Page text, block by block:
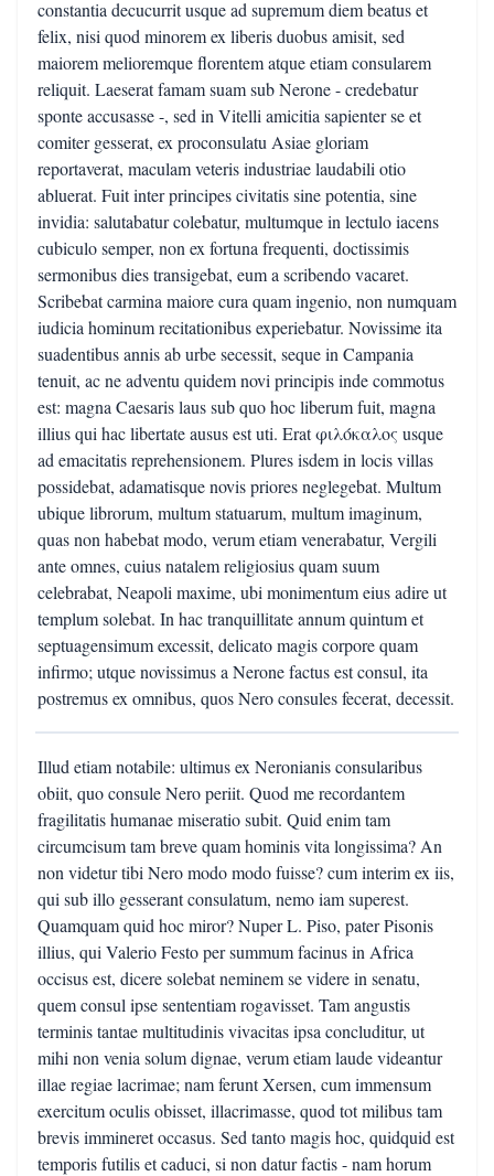
constantia decucurrit usque ad supremum diem beatus et
felix, nisi quod minorem ex liberis duobus amisit, sed
maiorem melioremque florentem atque etiam consularem
reliquit. Laeserat famam suam sub Nerone - credebatur
sponte accusasse -, sed in Vitelli amicitia sapienter se et
comiter gesserat, ex proconsulatu Asiae gloriam
reportaverat, maculam veteris industriae laudabili otio
abluerat. Fuit inter principes civitatis sine potentia, sine
invidia: salutabatur colebatur, multumque in lectulo iacens
cubiculo semper, non ex fortuna frequenti, doctissimis
sermonibus dies transigebat, eum a scribendo vacaret.
Scribebat carmina maiore cura quam ingenio, non numquam
iudicia hominum recitationibus experiebatur. Novissime ita
suadentibus annis ab urbe secessit, seque in Campania
tenuit, ac ne adventu quidem novi principis inde commotus
est: magna Caesaris laus sub quo hoc liberum fuit, magna
illius qui hac libertate ausus est uti. Erat φιλόκαλος usque
ad emacitatis reprehensionem. Plures isdem in locis villas
possidebat, adamatisque novis priores neglegebat. Multum
ubique librorum, multum statuarum, multum imaginum,
quas non habebat modo, verum etiam venerabatur, Vergili
ante omnes, cuius natalem religiosius quam suum
celebrabat, Neapoli maxime, ubi monimentum eius adire ut
templum solebat. In hac tranquillitate annum quintum et
septuagensimum excessit, delicato magis corpore quam
infirmo; utque novissimus a Nerone factus est consul, ita
postremus ex omnibus, quos Nero consules fecerat, decessit.
Illud etiam notabile: ultimus ex Neronianis consularibus
obiit, quo consule Nero periit. Quod me recordantem
fragilitatis humanae miseratio subit. Quid enim tam
circumcisum tam breve quam hominis vita longissima? An
non videtur tibi Nero modo modo fuisse? cum interim ex iis,
qui sub illo gesserant consulatum, nemo iam superest.
Quamquam quid hoc miror? Nuper L. Piso, pater Pisonis
illius, qui Valerio Festo per summum facinus in Africa
occisus est, dicere solebat neminem se videre in senatu,
quem consul ipse sententiam rogavisset. Tam angustis
terminis tantae multitudinis vivacitas ipsa concluditur, ut
mihi non venia solum dignae, verum etiam laude videantur
illae regiae lacrimae; nam ferunt Xersen, cum immensum
exercitum oculis obisset, illacrimasse, quod tot milibus tam
brevis immineret occasus. Sed tanto magis hoc, quidquid est
temporis futilis et caduci, si non datur factis - nam horum